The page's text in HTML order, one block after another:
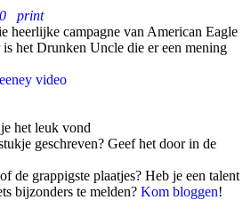
print
heerlijke campagne van American Eagle
is het Drunken Uncle die er een mening
video
het leuk vond
geschreven? Geef het door in de
de grappigste plaatjes? Heb je een talent
bijzonders te melden? Kom bloggen!